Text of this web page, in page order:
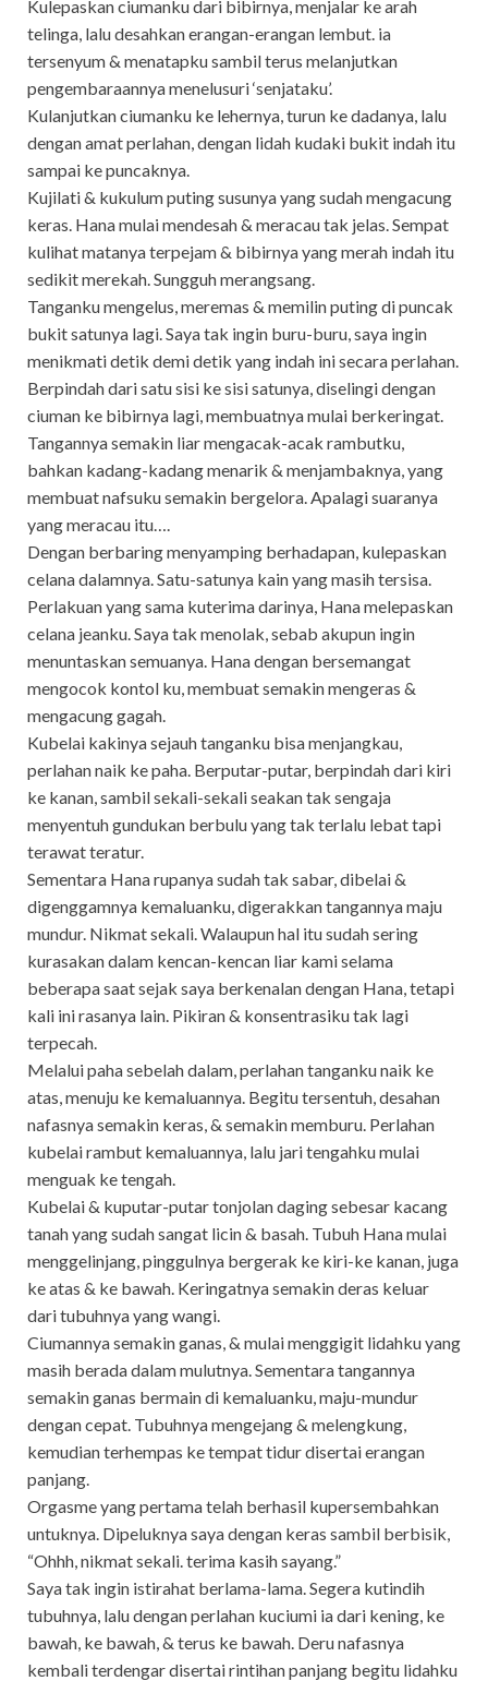
Kulepaskan ciumanku dari bibirnya, menjalar ke arah
telinga, lalu desahkan erangan-erangan lembut. ia
tersenyum & menatapku sambil terus melanjutkan
pengembaraannya menelusuri ‘senjataku’.
Kulanjutkan ciumanku ke lehernya, turun ke dadanya, lalu
dengan amat perlahan, dengan lidah kudaki bukit indah itu
sampai ke puncaknya.
Kujilati & kukulum puting susunya yang sudah mengacung
keras. Hana mulai mendesah & meracau tak jelas. Sempat
kulihat matanya terpejam & bibirnya yang merah indah itu
sedikit merekah. Sungguh merangsang.
Tanganku mengelus, meremas & memilin puting di puncak
bukit satunya lagi. Saya tak ingin buru-buru, saya ingin
menikmati detik demi detik yang indah ini secara perlahan.
Berpindah dari satu sisi ke sisi satunya, diselingi dengan
ciuman ke bibirnya lagi, membuatnya mulai berkeringat.
Tangannya semakin liar mengacak-acak rambutku,
bahkan kadang-kadang menarik & menjambaknya, yang
membuat nafsuku semakin bergelora. Apalagi suaranya
yang meracau itu….
Dengan berbaring menyamping berhadapan, kulepaskan
celana dalamnya. Satu-satunya kain yang masih tersisa.
Perlakuan yang sama kuterima darinya, Hana melepaskan
celana jeanku. Saya tak menolak, sebab akupun ingin
menuntaskan semuanya. Hana dengan bersemangat
mengocok kontol ku, membuat semakin mengeras &
mengacung gagah.
Kubelai kakinya sejauh tanganku bisa menjangkau,
perlahan naik ke paha. Berputar-putar, berpindah dari kiri
ke kanan, sambil sekali-sekali seakan tak sengaja
menyentuh gundukan berbulu yang tak terlalu lebat tapi
terawat teratur.
Sementara Hana rupanya sudah tak sabar, dibelai &
digenggamnya kemaluanku, digerakkan tangannya maju
mundur. Nikmat sekali. Walaupun hal itu sudah sering
kurasakan dalam kencan-kencan liar kami selama
beberapa saat sejak saya berkenalan dengan Hana, tetapi
kali ini rasanya lain. Pikiran & konsentrasiku tak lagi
terpecah.
Melalui paha sebelah dalam, perlahan tanganku naik ke
atas, menuju ke kemaluannya. Begitu tersentuh, desahan
nafasnya semakin keras, & semakin memburu. Perlahan
kubelai rambut kemaluannya, lalu jari tengahku mulai
menguak ke tengah.
Kubelai & kuputar-putar tonjolan daging sebesar kacang
tanah yang sudah sangat licin & basah. Tubuh Hana mulai
menggelinjang, pinggulnya bergerak ke kiri-ke kanan, juga
ke atas & ke bawah. Keringatnya semakin deras keluar
dari tubuhnya yang wangi.
Ciumannya semakin ganas, & mulai menggigit lidahku yang
masih berada dalam mulutnya. Sementara tangannya
semakin ganas bermain di kemaluanku, maju-mundur
dengan cepat. Tubuhnya mengejang & melengkung,
kemudian terhempas ke tempat tidur disertai erangan
panjang.
Orgasme yang pertama telah berhasil kupersembahkan
untuknya. Dipeluknya saya dengan keras sambil berbisik,
“Ohhh, nikmat sekali. terima kasih sayang.”
Saya tak ingin istirahat berlama-lama. Segera kutindih
tubuhnya, lalu dengan perlahan kuciumi ia dari kening, ke
bawah, ke bawah, & terus ke bawah. Deru nafasnya
kembali terdengar disertai rintihan panjang begitu lidahku